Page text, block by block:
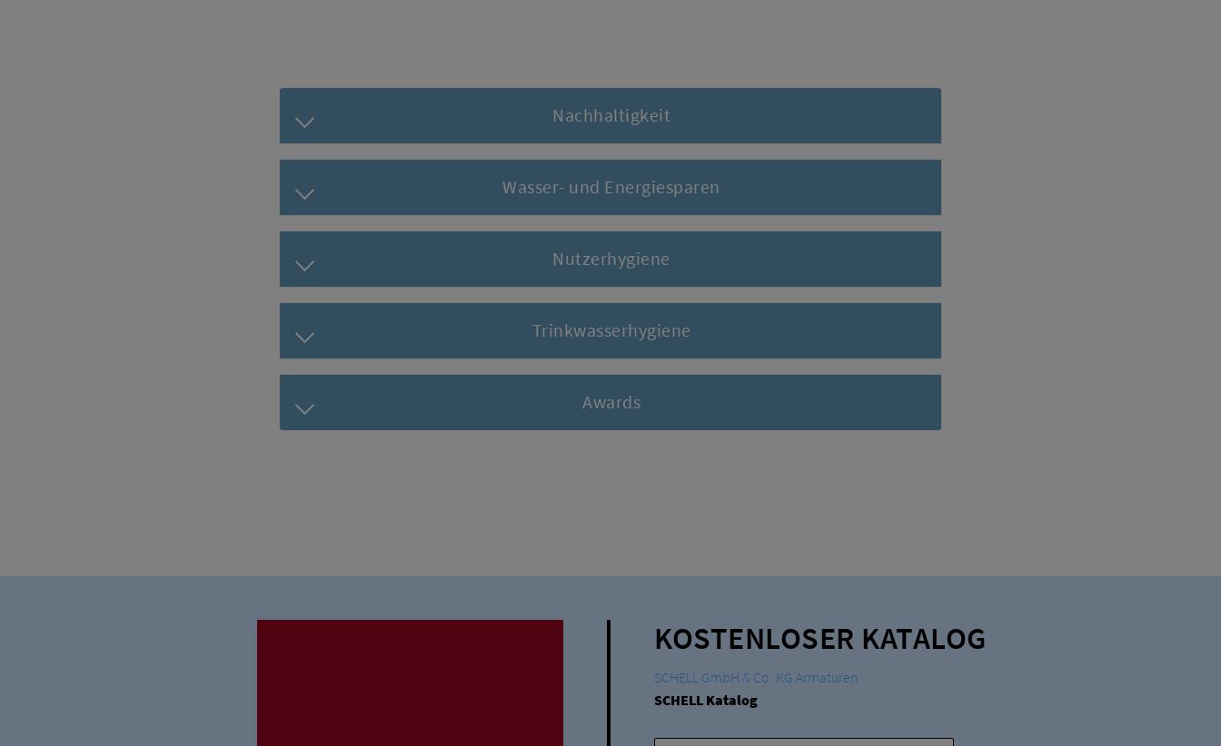
Nachhaltigkeit
Wasser- und Energiesparen
Nutzerhygiene
Trinkwasserhygiene
Awards
KOSTENLOSER KATALOG
SCHELL GmbH & Co. KG Armaturen
SCHELL Katalog